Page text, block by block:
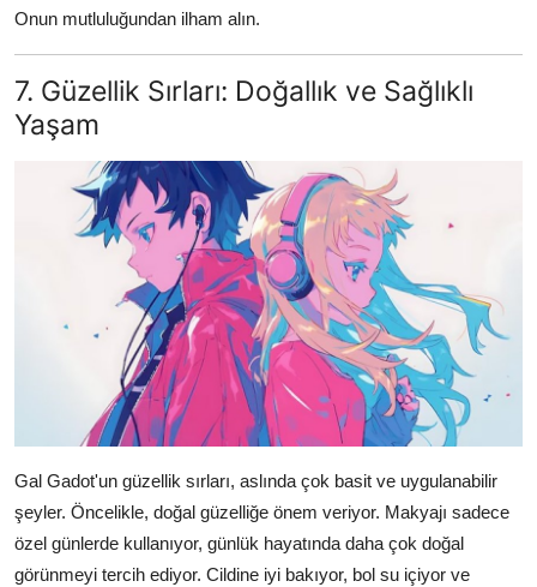
Onun mutluluğundan ilham alın.
7. Güzellik Sırları: Doğallık ve Sağlıklı
Yaşam
Gal Gadot'un güzellik sırları, aslında çok basit ve uygulanabilir
şeyler. Öncelikle, doğal güzelliğe önem veriyor. Makyajı sadece
özel günlerde kullanıyor, günlük hayatında daha çok doğal
görünmeyi tercih ediyor. Cildine iyi bakıyor, bol su içiyor ve